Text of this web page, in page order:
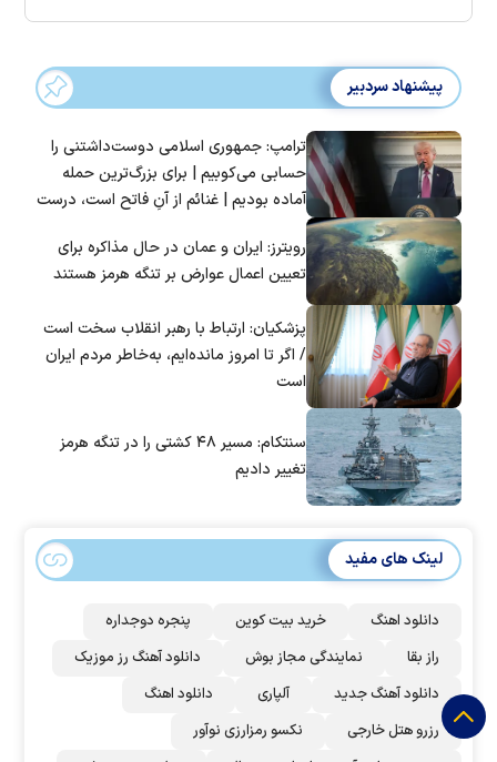
پیشنهاد سردبیر
ترامپ: جمهوری اسلامی دوست‌داشتنی را
حسابی می‌کوبیم | برای بزرگ‌ترین حمله
آماده بودیم | غنائم از آنِ فاتح است، درست
رویترز: ایران و عمان در حال مذاکره برای
تعیین اعمال عوارض بر تنگه هرمز هستند
پزشکیان: ارتباط با رهبر انقلاب سخت است
/ اگر تا امروز مانده‌ایم، به‌خاطر مردم ایران
است
سنتکام: مسیر ۴۸ کشتی را در تنگه هرمز
تغییر دادیم
لینک های مفید
دانلود اهنگ خرید بیت کوین
پنجره دوجداره
راز بقا
نمایندگی مجاز بوش
دانلود آهنگ رز‌ موزیک
دانلود آهنگ جدید
آلپاری
دانلود اهنگ
رزرو هتل خارجی
نکسو رمزارزی نوآور